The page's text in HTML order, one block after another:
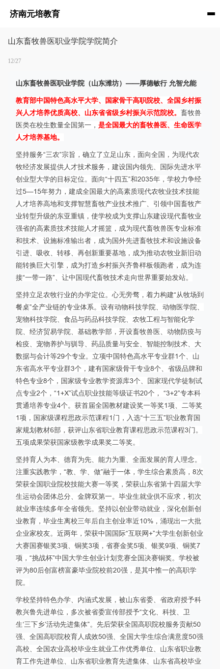
济南元培教育
山东畜牧兽医职业学院学院简介
12/27
山东畜牧兽医职业学院（山东潍坊）——厚德敏行 允智允能
教育部中国特色高水平大学、国家骨干高职院校、全国乡村振
兴人才培养优质高校、山东省省级乡村振兴示范院校。 畜牧兽
医类在校生数量全国第一， 是全国最大的畜牧兽医、生命医学
人才培养基地。
坚持服务“三农”宗旨，确立了立足山东，面向全国，为现代农
牧经济发展提供人才技术服务，建设国内领先、国际先进水平
创业型大学的目标定位。面向“十四五”和2035年，学校力争经
过5—15年努力，建成全国最大的高素质现代农牧业技术技能
人才培养高地和支撑智慧畜牧产业技术推广、引领中国畜牧产
业转型升级的东亚重镇，使学校成为支撑山东建设现代畜牧业
强省的高素质技术技能人才摇篮，成为现代畜牧兽医专业标准
和技术、设施标准输出者，成为国外先进畜牧技术和设施设备
引进、吸收、转移、再创新重要基地，成为推动农牧业新旧动
能转换巨大引擎，成为打造乡村振兴齐鲁样板领跑者，成为连
接“一带一路”、让中国现代畜牧技术走向世界重要始发站。
坚持立足农牧行业的办学定位。心无旁骛，着力构建“从牧场到
餐桌”全产业链的专业体系。设有动物科技学院、动物医学院、
宠物科技学院、食品与药品科技学院、农牧工程与智能化学
院、经济贸易学院、基础教学部，开设畜牧兽医、动物防疫与
检疫、宠物养护与驯导、药品质量与安全、智能控制技术、大
数据与会计等29个专业。立项中国特色高水平专业群1个、山
东省高水平专业群3个，建有国家级骨干专业8个、省级品牌和
特色专业8个，国家级专业教学资源库3个、国家现代学徒制试
点专业2个，“1+X”试点职业技能等级证书20个， “3+2”专本科
贯通培养专业4个。获首届全国教材建设奖一等奖1项、二等奖
1项，国家级课程思政示范课程1门，入选“十三五”职业教育国
家规划教材6部，获评山东省职业教育课程思政示范课程3门。
五项成果荣获国家级教学成果奖二等奖。
坚持育人为本、德育为先、能力为重、全面发展的育人理念。
注重实践教学，“教、学、做”融于一体，学生综合素质高，8次
荣获全国职业院校技能大赛一等奖，荣获山东省第十四届大学
生运动会团体总分、金牌双第一。毕业生就业供不应求，初次
就业率连续多年全省领先。坚持以创业带动就业，深化创新创
业教育，毕业生离校三年后自主创业率近10%，涌现出一大批
企业家校友。近两年，荣获中国国际“互联网+”大学生创新创业
大赛国赛银奖3项、铜奖3项，省赛金奖5项、银奖9项、铜奖7
项，“挑战杯”中国大学生创业计划竞赛全国决赛铜奖。学校被
评为80后创富榜富豪毕业院校前20强，是其中惟一的高职学
院。
学校坚持特色办学、内涵式发展，被山东省委、省政府授予科
教兴鲁先进单位，多次被省委宣传部授予“文化、科技、卫
生‘三下乡’活动先进集体”。先后荣获全国高职院校服务贡献50
强、全国高职院校育人成效50强、全国大学生综合满意度50强
高校、全国农业高校毕业生就业工作优秀单位、山东省职业教
育工作先进单位、山东省职业教育先进集体、山东省高校毕业